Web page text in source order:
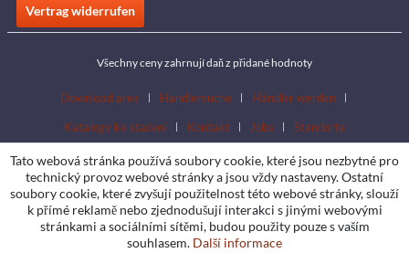
Vertrag widerrufen
Všechny ceny zahrnují daň z přidané hodnoty
Download area Händlersuche
Händler werden
Katalogy ke stažení
Kontakt Jobs Standorte
Tato webová stránka používá soubory cookie, které jsou nezbytné pro
technický provoz webové stránky a jsou vždy nastaveny. Ostatní
soubory cookie, které zvyšují použitelnost této webové stránky, slouží
k přímé reklamě nebo zjednodušují interakci s jinými webovými
stránkami a sociálními sítěmi, budou použity pouze s vaším
souhlasem. Další informace